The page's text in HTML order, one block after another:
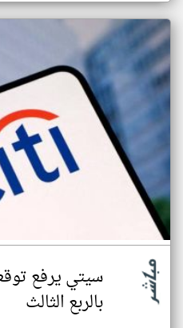
سيتي يرفع
بالربع الثالث